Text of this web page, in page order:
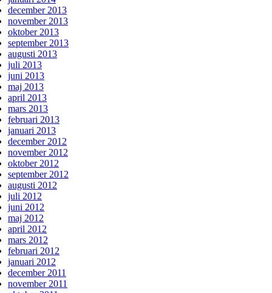
december 2013
november 2013
oktober 2013
september 2013
augusti 2013
juli 2013
juni 2013
maj 2013
april 2013
mars 2013
februari 2013
januari 2013
december 2012
november 2012
oktober 2012
september 2012
augusti 2012
juli 2012
juni 2012
maj 2012
april 2012
mars 2012
februari 2012
januari 2012
december 2011
november 2011